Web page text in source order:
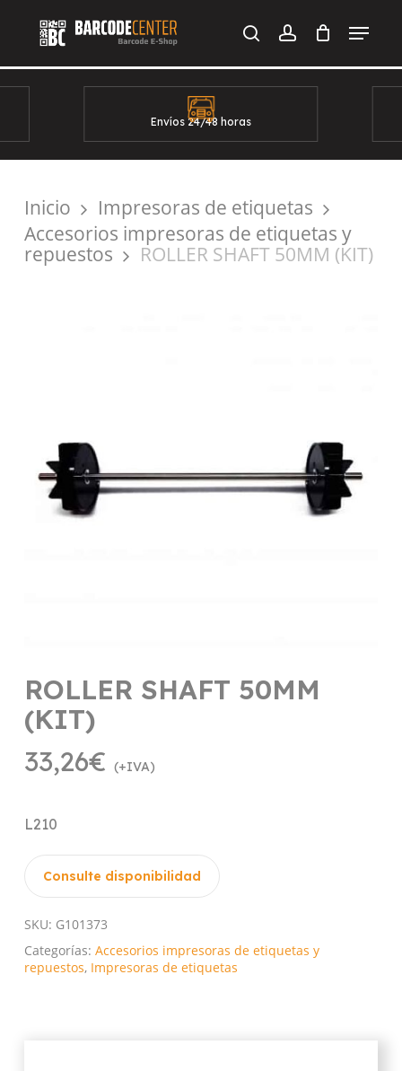
content
searchaccount
Menu
Envíos 24/48 horas
Inicio
Impresoras de etiquetas
Accesorios impresoras de etiquetas y
repuestos
ROLLER SHAFT 50MM (KIT)
ROLLER SHAFT 50MM
(KIT)
33,26€ (+IVA)
L210
Consulte disponibilidad
SKU: G101373
Categorías: Accesorios impresoras de etiquetas y
repuestos, Impresoras de etiquetas